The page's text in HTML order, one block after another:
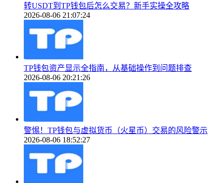
转USDT到TP钱包后怎么交易？新手实操全攻略
2026-08-06 21:07:24
TP钱包资产显示全指南，从基础操作到问题排查
2026-08-06 20:21:26
警惕！TP钱包与虚拟货币（火星币）交易的风险警示
2026-08-06 18:52:27